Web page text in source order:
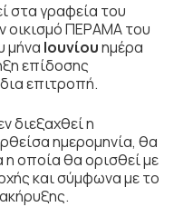
στα γραφεία του
ΠΕΡΑΜΑ του
μήνα Ιουνίουημέρα
επίδοσης
επιτροπή.
διεξαχθεί η
ημερομηνία, θα
η οποία θα ορισθεί με
και σύμφωνα με το